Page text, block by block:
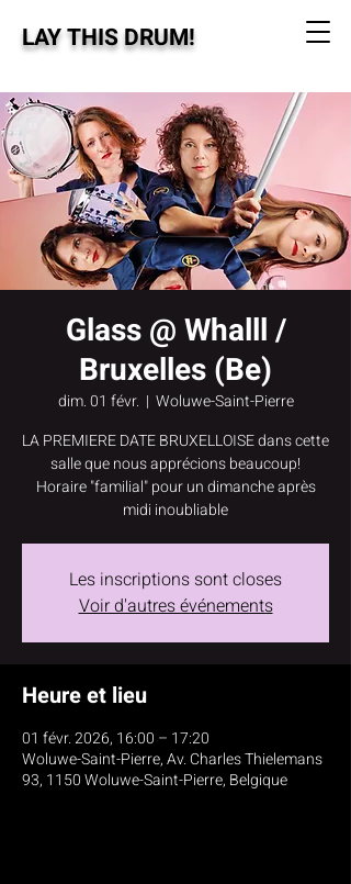
LAY THIS DRUM!
Glass @ Whalll /
Bruxelles (Be)
dim. 01 févr.
  |
Woluwe-Saint-Pierre
LA PREMIERE DATE BRUXELLOISE dans cette
salle que nous apprécions beaucoup!
Horaire "familial" pour un dimanche après
midi inoubliable
Les inscriptions sont closes
Voir d'autres événements
Heure et lieu
01 févr. 2026, 16:00 – 17:20
Woluwe-Saint-Pierre, Av. Charles Thielemans
93, 1150 Woluwe-Saint-Pierre, Belgique